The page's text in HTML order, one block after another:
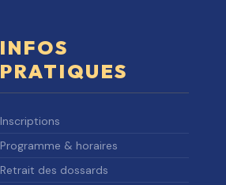
INFOS
PRATIQUES
Inscriptions
Programme & horaires
Retrait des dossards